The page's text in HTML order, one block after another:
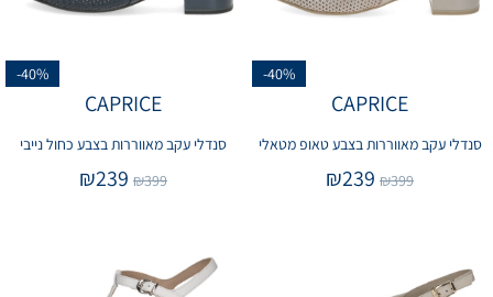
-40%
CAPRICE
סנדלי עקב מאווררות בצבע טאופ מטאלי
₪399
₪239
-40%
CAPRICE
סנדלי עקב מאווררות בצבע כחול נייבי
₪399
₪239